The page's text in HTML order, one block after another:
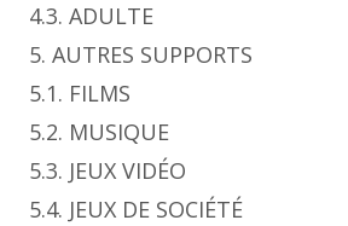
4.3. ADULTE
5. AUTRES SUPPORTS
5.1. FILMS
5.2. MUSIQUE
5.3. JEUX VIDÉO
5.4. JEUX DE SOCIÉTÉ